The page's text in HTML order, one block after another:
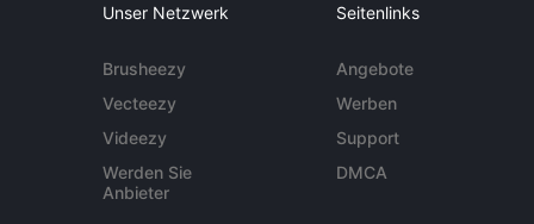
Unser Netzwerk
Brusheezy
Vecteezy
Videezy
Werden Sie
Anbieter
Seitenlinks
Angebote
Werben
Support
DMCA